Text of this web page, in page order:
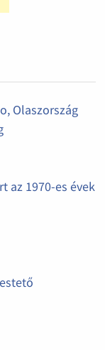
Olaszország
az 1970-es évek